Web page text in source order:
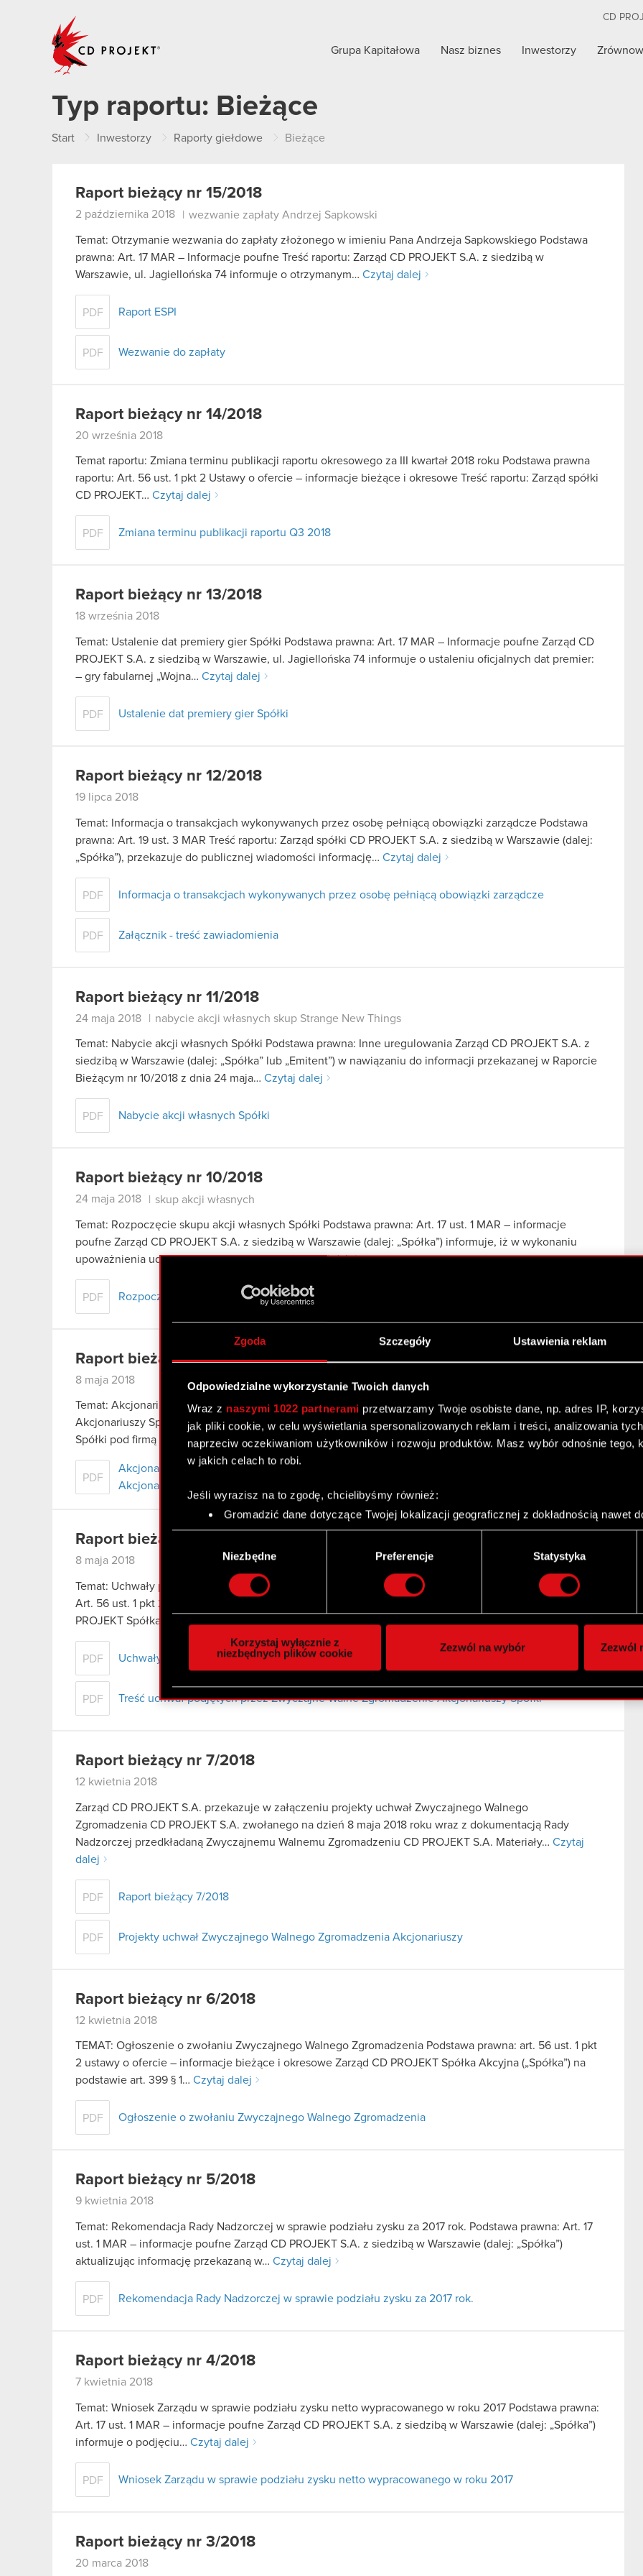
Zgoda Szczegóły Ustawienia reklam
Odpowiedzialne wykorzystanie Twoich danych
Wraz z naszymi 1022 partnerami przetwarzamy Twoje osobiste dane, np. adres IP,
jak pliki cookie, w celu wyświetlania spersonalizowanych reklam i treści, analizowania
naprzeciw oczekiwaniom użytkowników i rozwoju produktów. Masz wybór odnośnie tego,
w jakich celach to robi.
Jeśli wyrazisz na to zgodę, chcielibyśmy również:
Gromadzić dane dotyczące Twojej lokalizacji geograficznej z dokładnością nawet
Identyfikować Twoje urządzenie, aktywnie analizując charakteryzującego je zbiory
Dowiedz się więcej odnośnie tego, jak Twoje osobiste dane są przetwarzane oraz ustaw
szczegółów . W Deklaracji plików cookie możesz zmienić lub wycofać swoją zgodę w
Wykorzystujemy pliki cookie do spersonalizowania treści i reklam, aby oferować funkcje
społecznościowym, reklamowym i analitycznym. Partnerzy mogą połączyć te informacje
otrzymanymi od Ciebie lub uzyskanymi podczas korzystania z ich usług. Kontynuując
zgadasz się na używanie plików cookie.
Niezbędne Preferencje Statystyka
Korzystaj wyłącznie z
niezbędnych plików cookie
Zezwól na wybór Zezwól
CD
Grupa Kapitałowa Nasz biznes Inwestorzy
Typ raportu: Bieżące
Start Inwestorzy Raporty giełdowe Bieżące
Raport bieżący nr 15/2018
2 października 2018 wezwanie zapłaty Andrzej Sapkowski
Temat: Otrzymanie wezwania do zapłaty złożonego w imieniu Pana Andrzeja Sapkowskiego Podstawa
prawna: Art. 17 MAR – Informacje poufne Treść raportu: Zarząd CD PROJEKT S.A. z siedzibą w
Warszawie, ul. Jagiellońska 74 informuje o otrzymanym… Czytaj dalej
PDF Raport ESPI
PDF Wezwanie do zapłaty
Raport bieżący nr 14/2018
20 września 2018
Temat raportu: Zmiana terminu publikacji raportu okresowego za III kwartał 2018 roku Podstawa prawna
raportu: Art. 56 ust. 1 pkt 2 Ustawy o ofercie – informacje bieżące i okresowe Treść raportu: Zarząd spółki
CD PROJEKT… Czytaj dalej
PDF Zmiana terminu publikacji raportu Q3 2018
Raport bieżący nr 13/2018
18 września 2018
Temat: Ustalenie dat premiery gier Spółki Podstawa prawna: Art. 17 MAR – Informacje poufne Zarząd CD
PROJEKT S.A. z siedzibą w Warszawie, ul. Jagiellońska 74 informuje o ustaleniu oficjalnych dat premier:
– gry fabularnej „Wojna… Czytaj dalej
PDF Ustalenie dat premiery gier Spółki
Raport bieżący nr 12/2018
19 lipca 2018
Temat: Informacja o transakcjach wykonywanych przez osobę pełniącą obowiązki zarządcze Podstawa
prawna: Art. 19 ust. 3 MAR Treść raportu: Zarząd spółki CD PROJEKT S.A. z siedzibą w Warszawie (dalej:
„Spółka”), przekazuje do publicznej wiadomości informację… Czytaj dalej
PDF Informacja o transakcjach wykonywanych przez osobę pełniącą obowiązki zarządcze
PDF Załącznik - treść zawiadomienia
Raport bieżący nr 11/2018
24 maja 2018 nabycie akcji własnych skup Strange New Things
Temat: Nabycie akcji własnych Spółki Podstawa prawna: Inne uregulowania Zarząd CD PROJEKT S.A. z
siedzibą w Warszawie (dalej: „Spółka” lub „Emitent”) w nawiązaniu do informacji przekazanej w Raporcie
Bieżącym nr 10/2018 z dnia 24 maja… Czytaj dalej
PDF Nabycie akcji własnych Spółki
Raport bieżący nr 10/2018
24 maja 2018 skup akcji własnych
Temat: Rozpoczęcie skupu akcji własnych Spółki Podstawa prawna: Art. 17 ust. 1 MAR – informacje
poufne Zarząd CD PROJEKT S.A. z siedzibą w Warszawie (dalej: „Spółka”) informuje, iż w wykonaniu
upoważnienia udzielonego mu uchwałą nr…Czytaj dalej
PDF Rozpoczęcie skupu akcji własnych Spółki
Raport bieżący nr 9/2018
8 maja 2018
Temat: Akcjonariusze posiadający co najmniej 5% głosów na Zwyczajnym Walnym Zgromadzeniu
Akcjonariuszy Spółki. Podstawa prawna: 70 pkt 3 Ustawy o ofercie – WZA lista powyżej 5 % Zarząd
Spółki pod firmą CD PROJEKT Spółka Akcyjna… Czytaj dalej
PDF
Akcjonariusze posiadający co najmniej 5% głosów na Zwyczajnym Walnym Zgromadzeniu
Akcjonariuszy Spółki
Raport bieżący nr 8/2018
8 maja 2018
Temat: Uchwały podjęte przez Zwyczajne Walne Zgromadzenie Akcjonariuszy Spółki Podstawa prawna:
Art. 56 ust. 1 pkt 2 Ustawy o ofercie – informacje bieżące i okresowe Zarząd Spółki pod firmą CD
PROJEKT Spółka Akcyjna z siedzibą…
PDF Uchwały podjęte przez Zwyczajne Walne Zgromadzenie Akcjonariuszy Spółki
PDF Treść uchwał podjętych przez Zwyczajne Walne Zgromadzenie Akcjonariuszy Spółki
Raport bieżący nr 7/2018
12 kwietnia 2018
Zarząd CD PROJEKT S.A. przekazuje w załączeniu projekty uchwał Zwyczajnego Walnego
Zgromadzenia CD PROJEKT S.A. zwołanego na dzień 8 maja 2018 roku wraz z dokumentacją Rady
Nadzorczej przedkładaną Zwyczajnemu Walnemu Zgromadzeniu CD PROJEKT S.A. Materiały… Czytaj
dalej
PDF Raport bieżący 7/2018
PDF Projekty uchwał Zwyczajnego Walnego Zgromadzenia Akcjonariuszy
Raport bieżący nr 6/2018
12 kwietnia 2018
TEMAT: Ogłoszenie o zwołaniu Zwyczajnego Walnego Zgromadzenia Podstawa prawna: art. 56 ust. 1 pkt
2 ustawy o ofercie – informacje bieżące i okresowe Zarząd CD PROJEKT Spółka Akcyjna („Spółka”) na
podstawie art. 399 § 1… Czytaj dalej
PDF Ogłoszenie o zwołaniu Zwyczajnego Walnego Zgromadzenia
Raport bieżący nr 5/2018
9 kwietnia 2018
Temat: Rekomendacja Rady Nadzorczej w sprawie podziału zysku za 2017 rok. Podstawa prawna: Art. 17
ust. 1 MAR – informacje poufne Zarząd CD PROJEKT S.A. z siedzibą w Warszawie (dalej: „Spółka”)
aktualizując informację przekazaną w… Czytaj dalej
PDF Rekomendacja Rady Nadzorczej w sprawie podziału zysku za 2017 rok.
Raport bieżący nr 4/2018
7 kwietnia 2018
Temat: Wniosek Zarządu w sprawie podziału zysku netto wypracowanego w roku 2017 Podstawa prawna:
Art. 17 ust. 1 MAR – informacje poufne Zarząd CD PROJEKT S.A. z siedzibą w Warszawie (dalej: „Spółka”)
informuje o podjęciu… Czytaj dalej
PDF Wniosek Zarządu w sprawie podziału zysku netto wypracowanego w roku 2017
Raport bieżący nr 3/2018
20 marca 2018